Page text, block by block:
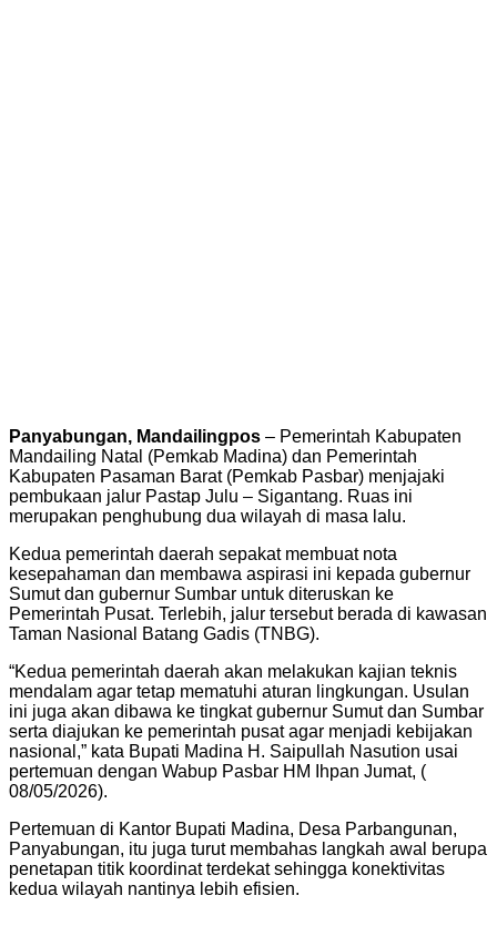
Panyabungan, Mandailingpos – Pemerintah Kabupaten
Mandailing Natal (Pemkab Madina) dan Pemerintah
Kabupaten Pasaman Barat (Pemkab Pasbar) menjajaki
pembukaan jalur Pastap Julu – Sigantang. Ruas ini
merupakan penghubung dua wilayah di masa lalu.
Kedua pemerintah daerah sepakat membuat nota
kesepahaman dan membawa aspirasi ini kepada gubernur
Sumut dan gubernur Sumbar untuk diteruskan ke
Pemerintah Pusat. Terlebih, jalur tersebut berada di kawasan
Taman Nasional Batang Gadis (TNBG).
“Kedua pemerintah daerah akan melakukan kajian teknis
mendalam agar tetap mematuhi aturan lingkungan. Usulan
ini juga akan dibawa ke tingkat gubernur Sumut dan Sumbar
serta diajukan ke pemerintah pusat agar menjadi kebijakan
nasional,” kata Bupati Madina H. Saipullah Nasution usai
pertemuan dengan Wabup Pasbar HM Ihpan Jumat, (
08/05/2026).
Pertemuan di Kantor Bupati Madina, Desa Parbangunan,
Panyabungan, itu juga turut membahas langkah awal berupa
penetapan titik koordinat terdekat sehingga konektivitas
kedua wilayah nantinya lebih efisien.